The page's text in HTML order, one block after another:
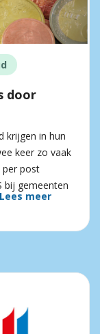
door
krijgen in hun
keer zo vaak
per post
bij gemeenten
Lees meer